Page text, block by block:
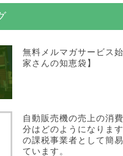
無料メルマガサービス
家さんの知恵袋】
自動販売機の売上の消
分はどのようになりま
の課税事業者として簡
ています。